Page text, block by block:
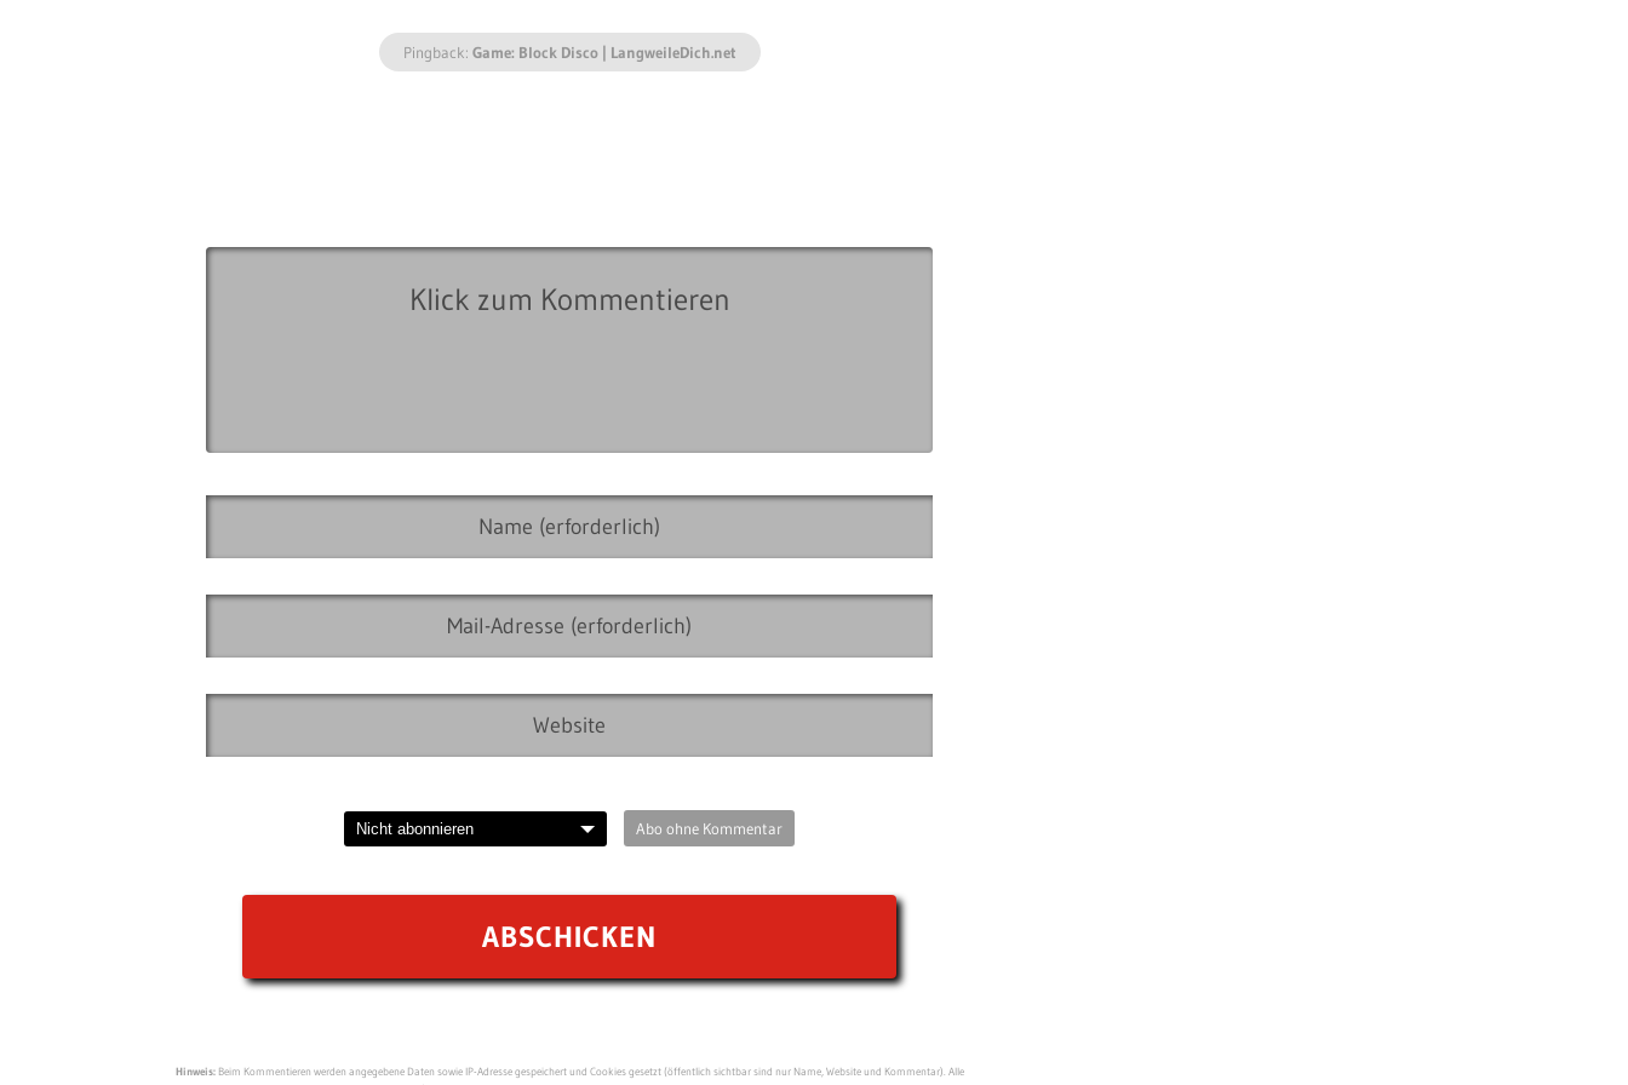
Pingback: Game: Block Disco | LangweileDich.net
Abo ohne Kommentar
Hinweis:Beim Kommentieren werden angegebene Daten sowie IP-Adresse gespeichert und Cookies gesetzt (öffentlich sichtbar sind nur Name, Website und Kommentar). Alle